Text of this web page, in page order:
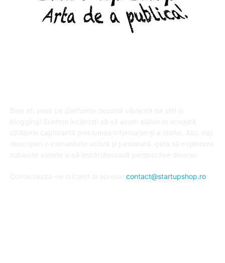
contact@startupshop.ro